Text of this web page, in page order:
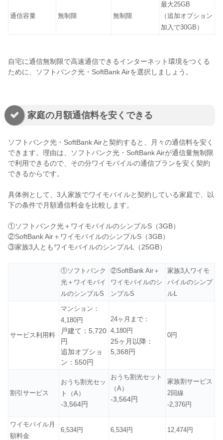
通信容量 無制限 無制限
最大25GB
（追加オプション
加入で30GB）
自宅に通信無制限で高速通信できるインターネット環境をつくる
ために、ソフトバンク光・SoftBank Airを選択しましょう。
家庭の月額通信料を安くできる
ソフトバンク光・SoftBank Airと契約すると、月々の通信料を安く
できます。理由は、ソフトバンク光・SoftBank Airが通信量無制限
で利用できるので、その分ワイモバイルの通信プランを安く契約
できるからです。
具体例として、3人家族でワイモバイルと契約している家庭で、以
下の条件で月額通信料金を比較します。
①ソフトバンク光＋ワイモバイルのシンプルS（3GB）
②SoftBank Air＋ワイモバイルのシンプルS（3GB）
③家族3人ともワイモバイルのシンプルL（25GB）
①ソフトバンク
光＋ワイモバイ
ルのシンプルS
②SoftBank Air＋
ワイモバイルのシ
ンプルS
家族3人ワイモ
バイルのシンプ
ルL
サービス利用料
マンション：
4,180円
戸建て：5,720
円
追加オプショ
ン：550円
24ヶ月まで：
4,180円
25ヶ月以降：
5,368円
0円
割引サービス
おうち割光セッ
ト（A）
-3,564円
おうち割光セット
（A）
-3,564円
家族割サービス
2回線
-2,376円
ワイモバイル月
額料金
6,534円 6,534円 12,474円